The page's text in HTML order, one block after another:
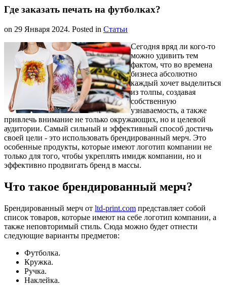
Где заказать печать на футболках?
on 29 Января 2024. Posted in Статьи
Сегодня вряд ли кого-то
можно удивить тем
фактом, что во времена
бизнеса абсолютно
каждый хочет выделиться
из толпы, создавая
собственную
узнаваемость, а также
привлечь внимание не только окружающих, но и целевой
аудитории. Самый сильный и эффективный способ достичь
своей цели - это использовать брендированный мерч. Это
особенные продукты, которые имеют логотип компании не
только для того, чтобы укреплять имидж компании, но и
эффективно продвигать бренд в массы.
Что такое брендированный мерч?
Брендированный мерч от ltd-print.com представляет собой
список товаров, которые имеют на себе логотип компании, а
также неповторимый стиль. Сюда можно будет отнести
следующие варианты предметов:
Футболка.
Кружка.
Ручка.
Наклейка.